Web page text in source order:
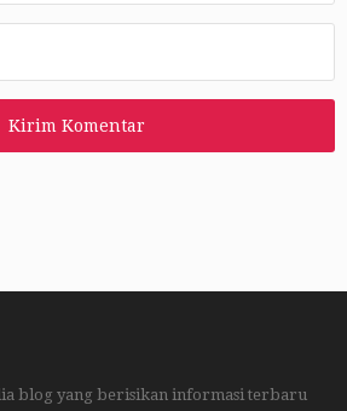
blog yang berisikan informasi terbaru